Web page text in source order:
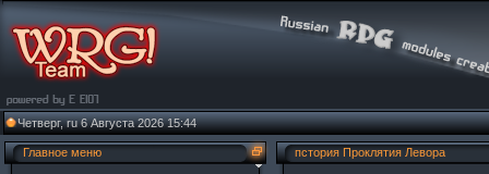
Четверг, ru 6 Августа 2026 15:44
Главное меню пстория Проклятия Левора